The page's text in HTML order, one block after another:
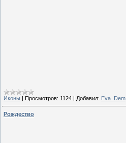
Иконы Просмотров: 1124 Добавил: Eva_Dem
Рождество